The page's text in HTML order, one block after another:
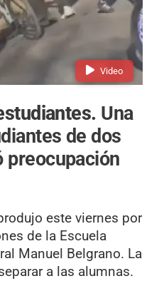
Video
Una
de dos
preocupación
este viernes por
de la Escuela
Manuel Belgrano. La
a las alumnas.